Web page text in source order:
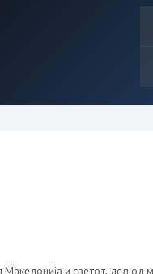
Македонија и светот, дел